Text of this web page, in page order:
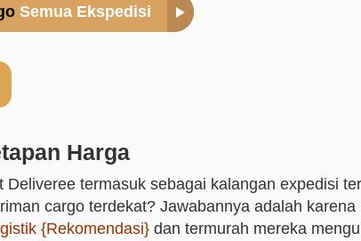
Semua Ekspedisi
Harga
Deliveree termasuk sebagai kalangan expedisi
cargo terdekat? Jawabannya adalah karena
{Rekomendasi} dan termurah mereka